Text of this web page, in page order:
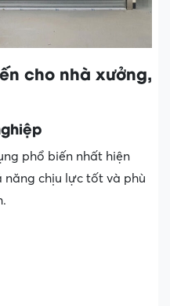
cho nhà xưởng,
phổ biến nhất hiện
năng chịu lực tốt và phù